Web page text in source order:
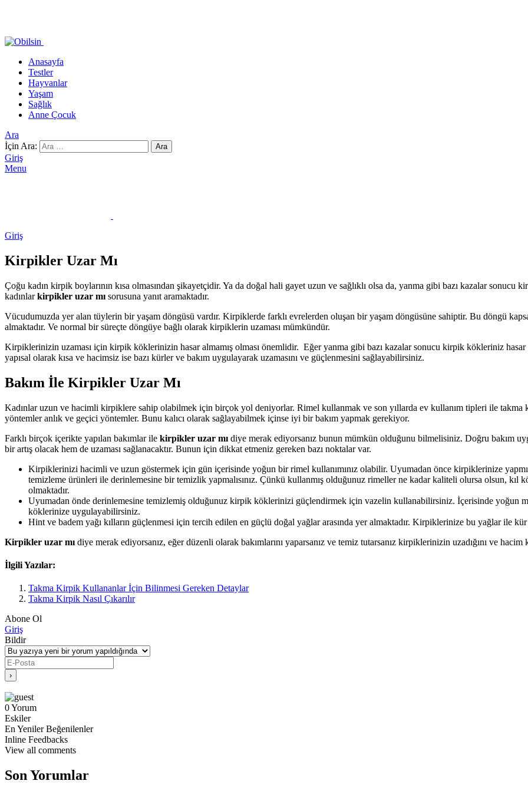
Anasayfa
Testler
Hayvanlar
Yaşam
Sağlık
Anne Çocuk
Ara
İçin Ara:
Ara
Giriş
Menu
Giriş
Kirpikler Uzar Mı
Çoğu kadın kirpik boylarının kısa olmasından şikayetçidir. Ya da doğal hali gayet uzun ve sağlıklı olsa da, yanma gibi bazı kazalar sonucu
kadınlarkirpikler uzar mı sorusuna yanıt aramaktadır.
Vücudumuzda yer alan tüylerin bir yaşam döngüsü vardır. Kirpiklerde farklı evrelerden oluşan bir yaşam döngüsüne sahiptir. Bu döngü
almaktadır. Ve normal bir süreçte döngüye bağlı olarak kirpiklerin uzaması mümkündür.
Kirpiklerinizin uzaması için kirpik köklerinizin hasar almamış olması önemlidir. Eğer yanma gibi bazı kazalar sonucu kirpik kökleriniz
yapısal olarak kısa ve hacimsiz ise bazı kürler ve bakım uygulayarak uzamasını ve güçlenmesini sağlayabilirsiniz.
Bakım İle Kirpikler Uzar Mı
Kadınlar uzun ve hacimli kirpiklere sahip olabilmek için birçok yol deniyorlar. Rimel kullanmak ve son yıllarda ev kullanım tipleri ile takma
yöntemler anlık ve geçici yöntemler. Bunu kalıcı olarak sağlayabilmek içinse iyi bir bakım yapmak gerekiyor.
Farklı birçok içerikte yapılan bakımlar ile kirpikler uzar mı diye merak ediyorsanız bunun mümkün olduğunu bilmelisiniz. Doğru bakım
bir artış olacak hem de uzaması sağlanacaktır. Bunun için dikkat etmeniz gereken bazı noktalar var.
Kirpiklerinizi hacimli ve uzun göstermek için gün içerisinde yoğun bir rimel kullanımınız olabilir. Uyumadan önce kirpiklerinize
temizleme ürünleri ile derinlemesine bir temizlik yapmalısınız. Çünkü kullanmış olduğunuz rimeller ne kadar kaliteli olursa olsun, kıl
olmaktadır.
Uyumadan önde derinlemesine temizlemiş olduğunuz kirpik köklerinizi güçlendirmek için vazelin kullanabilirsiniz. İçerisinde yoğun
köklerinize uygulayabilirsiniz.
Hint ve badem yağı kılların güçlenmesi için tercih edilen en güçlü doğal yağlar arasında yer almaktadır. Kirpiklerinize bu yağlar ile
Kirpikler uzar mı diye merak ediyorsanız, eğer düzenli olarak bakımlarını yaparsanız ve temiz tutarsanız kirpiklerinizin uzadığını ve hacim
İlgili Yazılar:
Takma Kirpik Kullananlar İçin Bilinmesi Gereken Detaylar
Takma Kirpik Nasıl Çıkarılır
Abone Ol
Giriş
Bildir
0Yorum
Eskiler
En Yeniler Beğenilenler
Inline Feedbacks
View all comments
Son Yorumlar